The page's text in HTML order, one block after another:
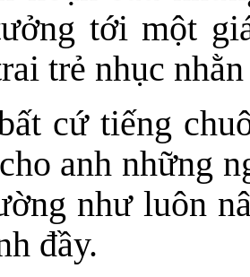
tới một
trẻ nhục
cứ tiếng
anh những
như luôn
đầy.